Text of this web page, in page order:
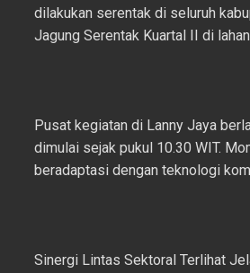
dilakukan serentak di seluruh
Jagung Serentak Kuartal II di
Pusat kegiatan di Lanny Jaya
dimulai sejak pukul 10.30 WIT.
beradaptasi dengan teknologi
Sinergi Lintas Sektoral Terlihat